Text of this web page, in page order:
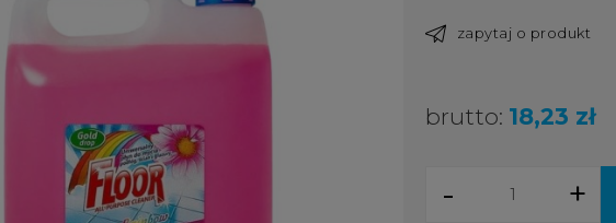
zapytaj o produkt
brutto: 18,23 zł
+
-